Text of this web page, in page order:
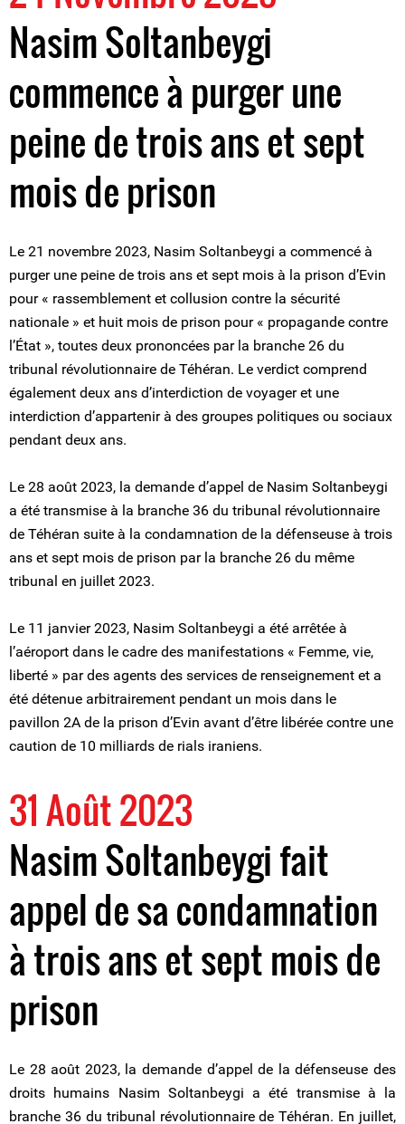
Nasim Soltanbeygi
commence à purger une
peine de trois ans et sept
mois de prison
Le 21 novembre 2023, Nasim Soltanbeygi a commencé à
purger une peine de trois ans et sept mois à la prison d’Evin
pour « rassemblement et collusion contre la sécurité
nationale » et huit mois de prison pour « propagande contre
l’État », toutes deux prononcées par la branche 26 du
tribunal révolutionnaire de Téhéran. Le verdict comprend
également deux ans d’interdiction de voyager et une
interdiction d’appartenir à des groupes politiques ou sociaux
pendant deux ans.
Le 28 août 2023, la demande d’appel de Nasim Soltanbeygi
a été transmise à la branche 36 du tribunal révolutionnaire
de Téhéran suite à la condamnation de la défenseuse à trois
ans et sept mois de prison par la branche 26 du même
tribunal en juillet 2023.
Le 11 janvier 2023, Nasim Soltanbeygi a été arrêtée à
l’aéroport dans le cadre des manifestations « Femme, vie,
liberté » par des agents des services de renseignement et a
été détenue arbitrairement pendant un mois dans le
pavillon 2A de la prison d’Evin avant d’être libérée contre une
caution de 10 milliards de rials iraniens.
31 Août 2023
Nasim Soltanbeygi fait
appel de sa condamnation
à trois ans et sept mois de
prison
Le 28 août 2023, la demande d’appel de la défenseuse des
droits humains Nasim Soltanbeygi a été transmise à la
branche 36 du tribunal révolutionnaire de Téhéran. En juillet,